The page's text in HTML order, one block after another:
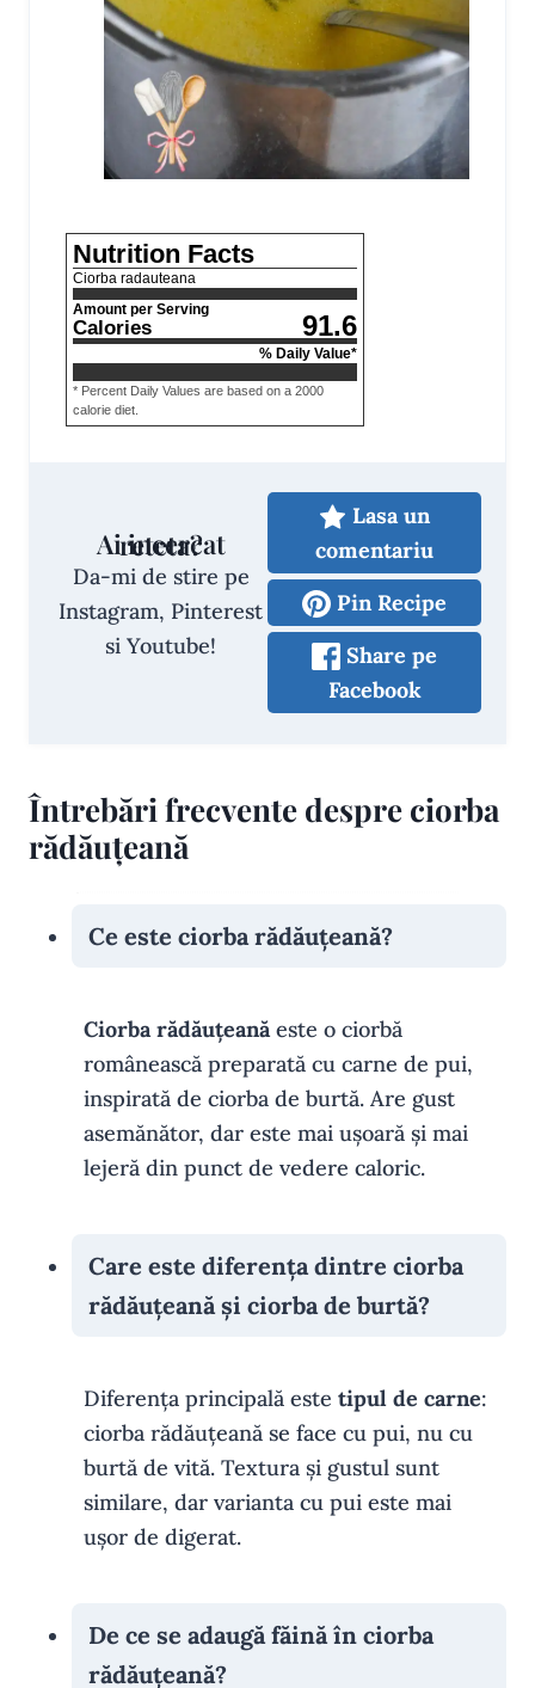
Nutrition Facts
Ciorba radauteana
Amount per Serving
Calories 91.6
% Daily Value*
* Percent Daily Values are based on a 2000
calorie diet.
Ai incercat reteta?
Da-mi de stire pe
Instagram, Pinterest
si Youtube!
Lasa un
comentariu
Pin Recipe
Share pe
Facebook
Întrebări frecvente despre ciorba
rădăuțeană
Ce este ciorba rădăuțeană?
Ciorba rădăuțeanăeste o ciorbă
românească preparată cu carne de pui,
inspirată de ciorba de burtă. Are gust
asemănător, dar este mai ușoară și mai
lejeră din punct de vedere caloric.
Care este diferența dintre ciorba
rădăuțeană și ciorba de burtă?
Diferența principală este tipul de carne:
ciorba rădăuțeană se face cu pui, nu cu
burtă de vită. Textura și gustul sunt
similare, dar varianta cu pui este mai
ușor de digerat.
De ce se adaugă făină în ciorba
rădăuțeană?